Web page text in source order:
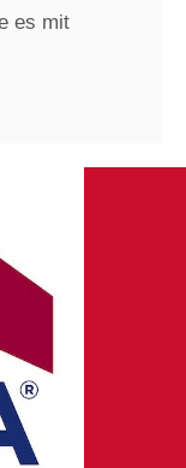
es mit